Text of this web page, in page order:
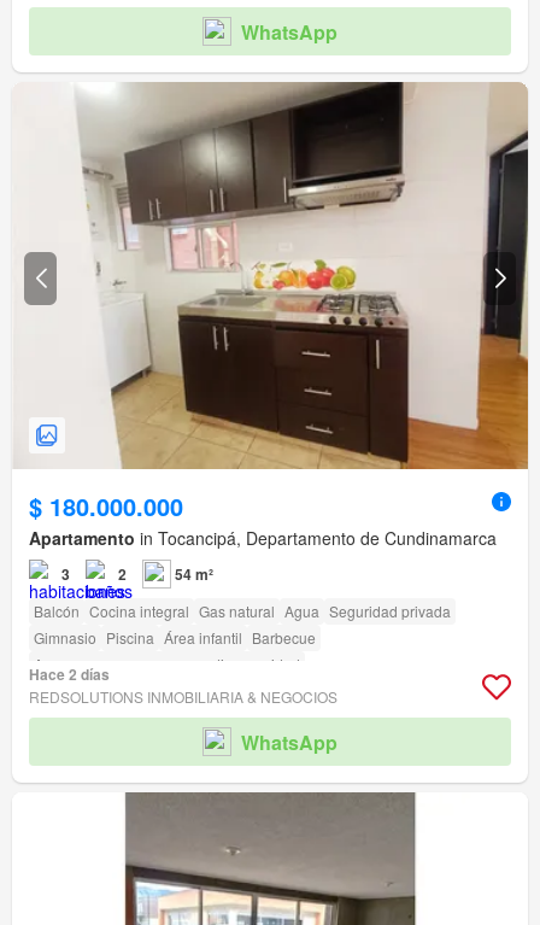
WhatsApp
$ 180.000.000
Apartamento in Tocancipá, Departamento de Cundinamarca
3 2 54 m²
Balcón Cocina integral Gas natural Agua Seguridad privada
Gimnasio Piscina Área infantil Barbecue
Acceso para personas con discapacidad
Hace 2 días
REDSOLUTIONS INMOBILIARIA & NEGOCIOS
WhatsApp